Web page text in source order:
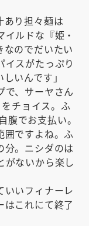
あり担々麺は
ルドな『姫・
のでだいたい
イスがたっぷり
いんです」
で、サーヤさん
チョイス。ふ
でお支払い。
囲ですよね。ふ
分。ニシダのは
がないから楽し
いいフィナーレ
はこれにて終了